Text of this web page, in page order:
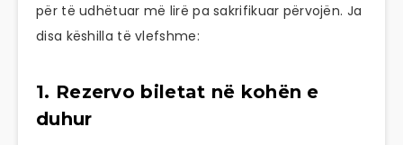
për të udhëtuar më lirë pa sakrifikuar përvojën. Ja
disa këshilla të vlefshme:
1. Rezervo biletat në kohën e
duhur